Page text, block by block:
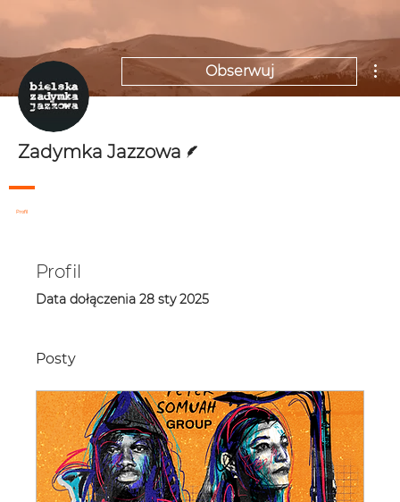
Profil
Data dołączenia 28 sty 2025
Posty
Obserwuj
Zadymka Jazzowa
Profil